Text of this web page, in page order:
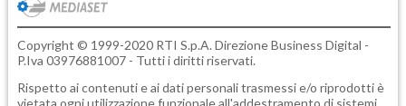
Copyright © 1999-2020 RTI S.p.A. Direzione Business Digital -
P.Iva 03976881007 - Tutti i diritti riservati.
Rispetto ai contenuti e ai dati personali trasmessi e/o riprodotti è
vietata ogni utilizzazione funzionale all'addestramento di sistemi